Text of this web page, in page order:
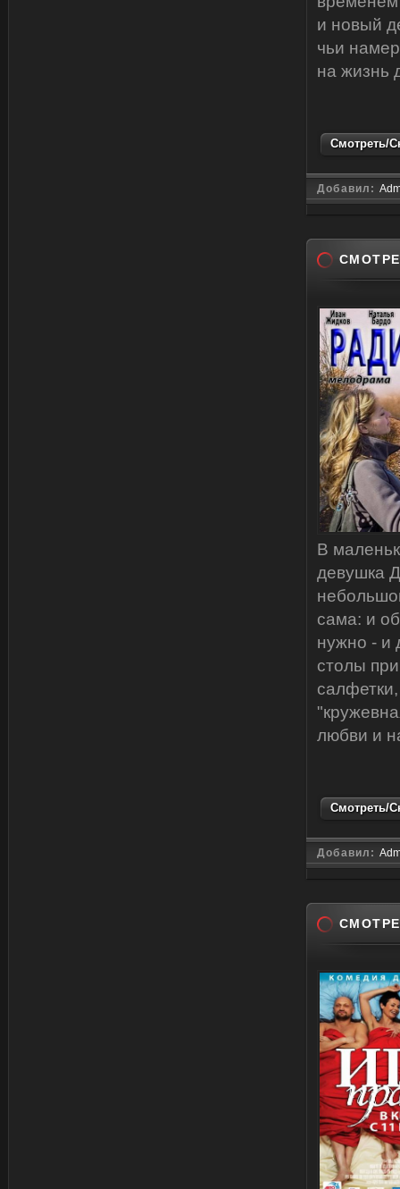
и новый
чьи
на жизнь
Смотреть/
Добавил:
В
девушка
сама: и
нужно - и
столы
любви и
Смотреть/
Добавил: